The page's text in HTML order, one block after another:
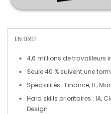
EN BREF
4,6 millions de travailleurs
Seule40 % suivent une
Spécialités : Finance, IT,
Hard skills prioritaires : IA,
Design